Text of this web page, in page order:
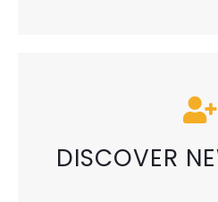
DISCOVER